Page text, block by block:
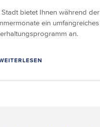
Stadt bietet Ihnen während der
ein umfangreiches
an.